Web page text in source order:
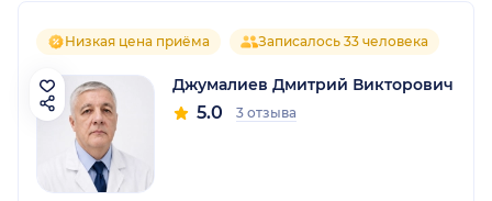
Низкая цена приёма Записалось 33 человека
Джумалиев Дмитрий Викторович
5.0 3 отзыва